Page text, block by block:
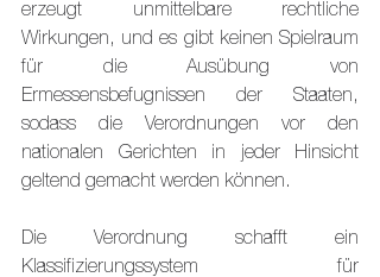
erzeugt unmittelbare rechtliche
Wirkungen, und es gibt keinen Spielraum
für die Ausübung von
Ermessensbefugnissen der Staaten,
sodass die Verordnungen vor den
nationalen Gerichten in jeder Hinsicht
geltend gemacht werden können.
Die Verordnung schafft ein
Klassifizierungssystem für